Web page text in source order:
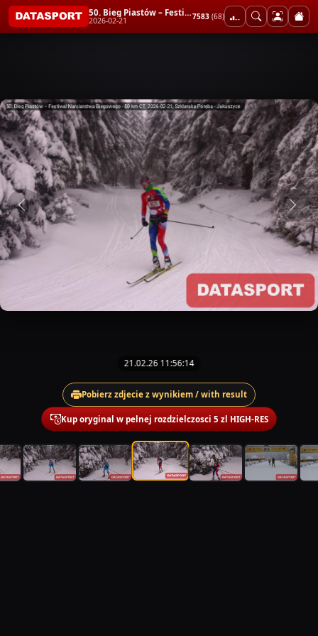
50. Bieg Piastów – Festiwal Narciarstwa Biegowego - 50 km CT
2026-02-21 7583 (68)
21.02.26 11:56:14
Pobierz zdjecie z wynikiem / with result
Kup oryginal w pelnej rozdzielczosci 5 zl HIGH-RES